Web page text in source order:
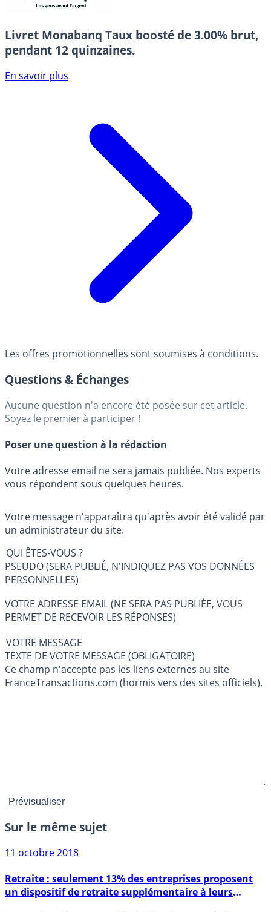
Livret Monabanq Taux boosté de 3.00% brut,
pendant 12 quinzaines.
En savoir plus
Les offres promotionnelles sont soumises à conditions.
Questions & Échanges
Aucune question n'a encore été posée sur cet article.
Soyez le premier à participer !
Poser une question à la rédaction
Votre adresse email ne sera jamais publiée. Nos experts
vous répondent sous quelques heures.
Votre message n'apparaîtra qu'après avoir été validé par
un administrateur du site.
QUI ÊTES-VOUS ?
PSEUDO (SERA PUBLIÉ, N'INDIQUEZ PAS VOS DONNÉES
PERSONNELLES)
VOTRE ADRESSE EMAIL (NE SERA PAS PUBLIÉE, VOUS
PERMET DE RECEVOIR LES RÉPONSES)
VOTRE MESSAGE
TEXTE DE VOTRE MESSAGE (OBLIGATOIRE)
Ce champ n'accepte pas les liens externes au site
FranceTransactions.com (hormis vers des sites officiels).
Sur le même sujet
Retraite : seulement 13% des entreprises proposent